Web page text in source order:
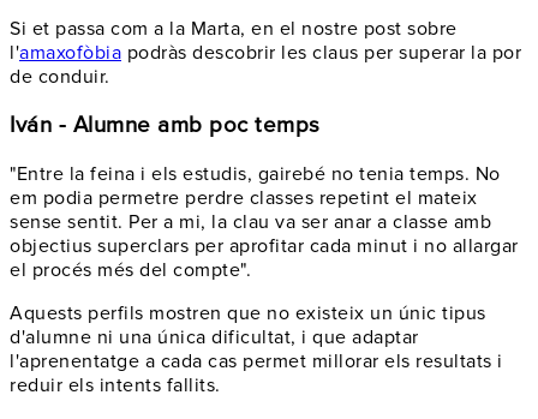
Si et passa com a la Marta, en el nostre post sobre
l'amaxofòbia podràs descobrir les claus per superar la por
de conduir.
Iván - Alumne amb poc temps
"Entre la feina i els estudis, gairebé no tenia temps. No
em podia permetre perdre classes repetint el mateix
sense sentit. Per a mi, la clau va ser anar a classe amb
objectius superclars per aprofitar cada minut i no allargar
el procés més del compte".
Aquests perfils mostren que no existeix un únic tipus
d'alumne ni una única dificultat, i que adaptar
l'aprenentatge a cada cas permet millorar els resultats i
reduir els intents fallits.